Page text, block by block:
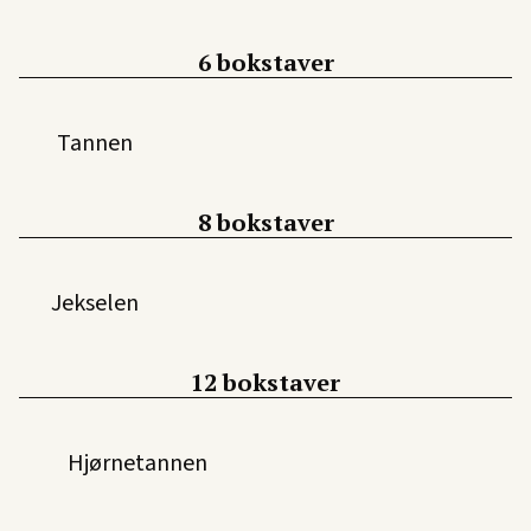
6 bokstaver
Tannen
8 bokstaver
Jekselen
12 bokstaver
Hjørnetannen